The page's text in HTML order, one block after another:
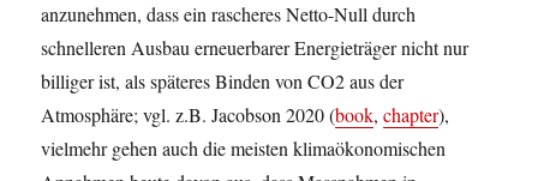
anzunehmen, dass ein rascheres Netto-Null durch
schnelleren Ausbau erneuerbarer Energieträger nicht nur
billiger ist, als späteres Binden von CO2 aus der
Atmosphäre; vgl. z.B. Jacobson 2020 (book,chapter),
vielmehr gehen auch die meisten klimaökonomischen